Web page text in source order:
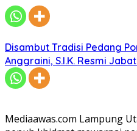
Disambut Tradisi Pedang
Anggraini, S.I.K. Resmi
Mediaawas.com Lampung